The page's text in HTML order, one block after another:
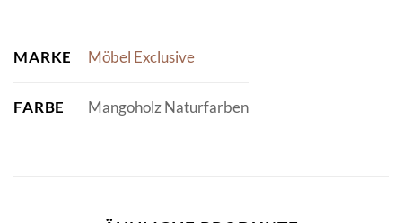
MARKE Möbel Exclusive
FARBE Mangoholz Naturfarben